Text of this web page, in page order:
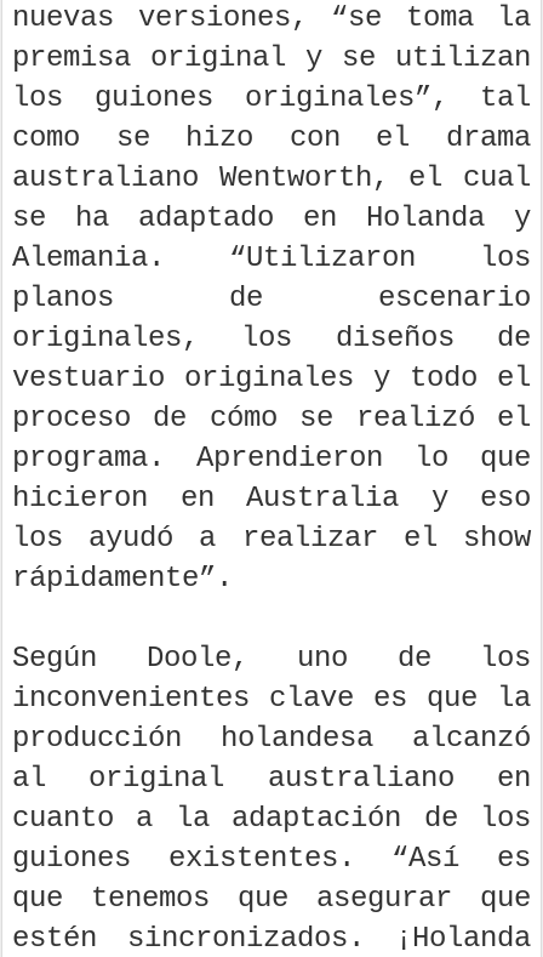
nuevas versiones, “se toma la
premisa original y se utilizan
los guiones originales”, tal
como se hizo con el drama
australiano Wentworth, el cual
se ha adaptado en Holanda y
Alemania. “Utilizaron los
planos de escenario
originales, los diseños de
vestuario originales y todo el
proceso de cómo se realizó el
programa. Aprendieron lo que
hicieron en Australia y eso
los ayudó a realizar el show
rápidamente”.
Según Doole, uno de los
inconvenientes clave es que la
producción holandesa alcanzó
al original australiano en
cuanto a la adaptación de los
guiones existentes. “Así es
que tenemos que asegurar que
estén sincronizados. ¡Holanda